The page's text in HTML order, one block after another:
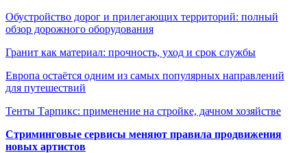
Обустройство дорог и прилегающих территорий: полный
обзор дорожного оборудования
Гранит как материал: прочность, уход и срок службы
Европа остаётся одним из самых популярных направлений
для путешествий
Тенты Тарпикс: применение на стройке, дачном хозяйстве
Стриминговые сервисы меняют правила продвижения
новых артистов